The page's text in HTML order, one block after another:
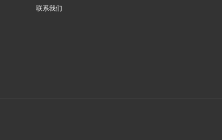
联系我们